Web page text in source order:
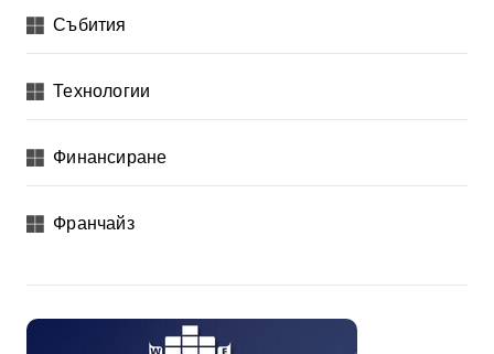
Събития
Технологии
Финансиране
Франчайз